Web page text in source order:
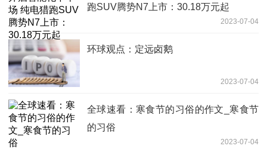
跑SUV腾势N7上市：30.18万元起
2023-07-04
环球观点：定远卤鹅
2023-07-04
全球速看：寒食节的习俗的作文_寒食节
的习俗
2023-07-04